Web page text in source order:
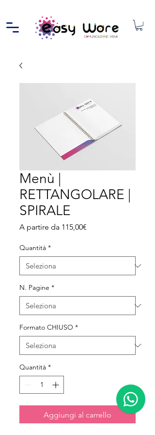
Menù |
RETTANGOLARE |
SPIRALE
A partire da 115,00€
Quantità *
N. Pagine *
Formato CHIUSO *
Quantità *
Aggiungi al carrello